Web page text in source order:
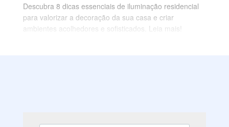
Descubra 8 dicas essenciais de iluminação residencial
para valorizar a decoração da sua casa e criar
ambientes acolhedores e sofisticados. Leia mais!